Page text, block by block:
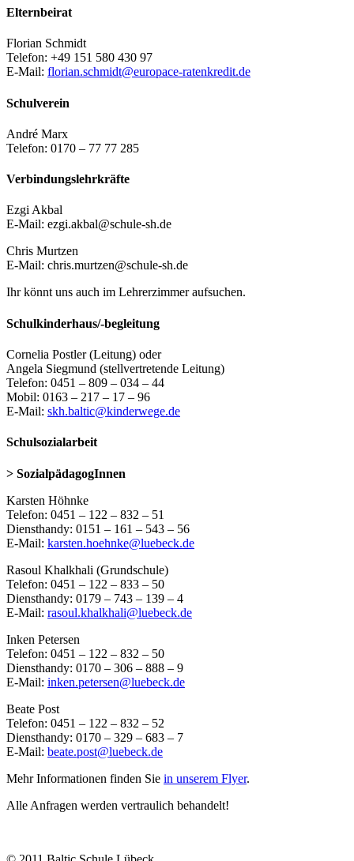
Elternbeirat
Florian Schmidt
Telefon: +49 151 580 430 97
E-Mail: florian.schmidt@europace-ratenkredit.de
Schulverein
André Marx
Telefon: 0170 – 77 77 285
Verbindungslehrkräfte
Ezgi Akbal
E-Mail: ezgi.akbal@schule-sh.de
Chris Murtzen
E-Mail: chris.murtzen@schule-sh.de
Ihr könnt uns auch im Lehrerzimmer aufsuchen.
Schulkinderhaus/-begleitung
Cornelia Postler (Leitung) oder
Angela Siegmund (stellvertretende Leitung)
Telefon: 0451 – 809 – 034 – 44
Mobil: 0163 – 217 – 17 – 96
E-Mail: skh.baltic@kinderwege.de
Schulsozialarbeit
> SozialpädagogInnen
Karsten Höhnke
Telefon: 0451 – 122 – 832 – 51
Diensthandy: 0151 – 161 – 543 – 56
E-Mail: karsten.hoehnke@luebeck.de
Rasoul Khalkhali (Grundschule)
Telefon: 0451 – 122 – 833 – 50
Diensthandy: 0179 – 743 – 139 – 4
E-Mail: rasoul.khalkhali@luebeck.de
Inken Petersen
Telefon: 0451 – 122 – 832 – 50
Diensthandy: 0170 – 306 – 888 – 9
E-Mail: inken.petersen@luebeck.de
Beate Post
Telefon: 0451 – 122 – 832 – 52
Diensthandy: 0170 – 329 – 683 – 7
E-Mail: beate.post@luebeck.de
Mehr Informationen finden Sie in unserem Flyer.
Alle Anfragen werden vertraulich behandelt!